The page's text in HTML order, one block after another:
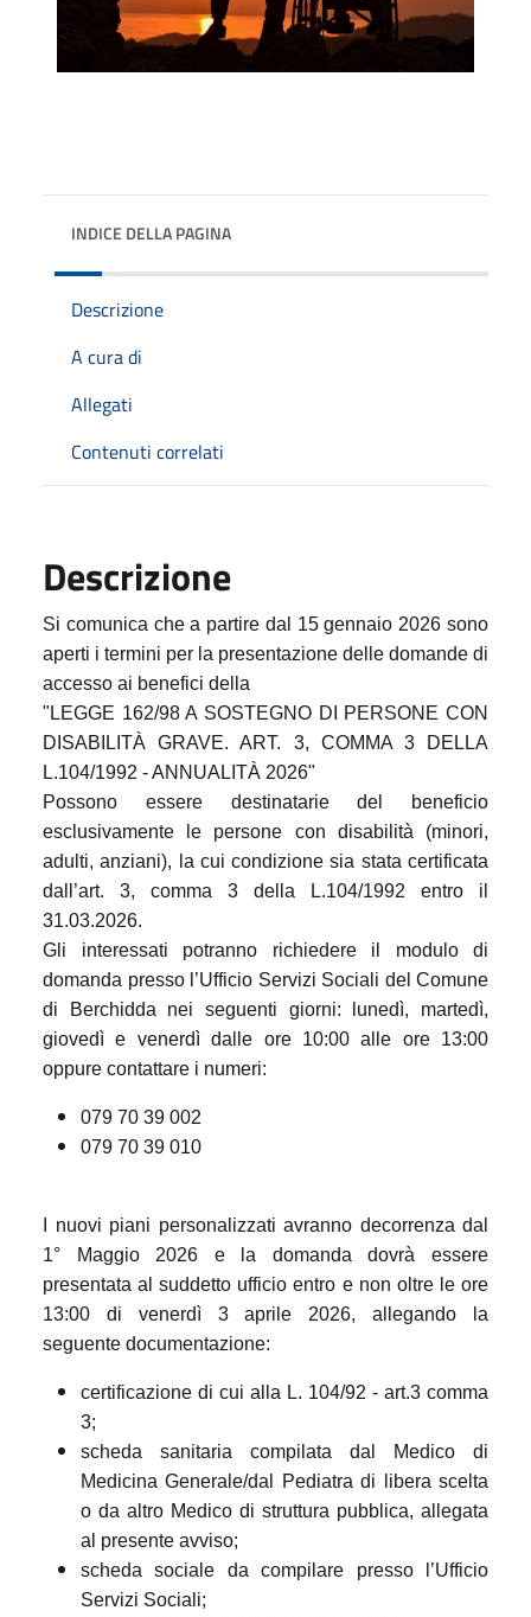
INDICE DELLA PAGINA
Descrizione
A cura di
Allegati
Contenuti correlati
Descrizione
Si comunica che a partire dal 15 gennaio 2026 sono
aperti i termini per la presentazione delle domande di
accesso ai benefici della
"LEGGE 162/98 A SOSTEGNO DI PERSONE CON
DISABILITÀ GRAVE. ART. 3, COMMA 3 DELLA
L.104/1992 - ANNUALITÀ 2026"
Possono essere destinatarie del beneficio
esclusivamente le persone con disabilità (minori,
adulti, anziani), la cui condizione sia stata certificata
dall’art. 3, comma 3 della L.104/1992 entro il
31.03.2026.
Gli interessati potranno richiedere il modulo di
domanda presso l’Ufficio Servizi Sociali del Comune
di Berchidda nei seguenti giorni: lunedì, martedì,
giovedì e venerdì dalle ore 10:00 alle ore 13:00
oppure contattare i numeri:
079 70 39 002
079 70 39 010
I nuovi piani personalizzati avranno decorrenza dal
1° Maggio 2026 e la domanda dovrà essere
presentata al suddetto ufficio entro e non oltre le ore
13:00 di venerdì 3 aprile 2026, allegando la
seguente documentazione:
certificazione di cui alla L. 104/92 - art.3 comma
3;
scheda sanitaria compilata dal Medico di
Medicina Generale/dal Pediatra di libera scelta
o da altro Medico di struttura pubblica, allegata
al presente avviso;
scheda sociale da compilare presso l’Ufficio
Servizi Sociali;